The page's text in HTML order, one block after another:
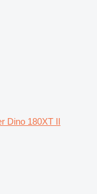
Dino 180XT II